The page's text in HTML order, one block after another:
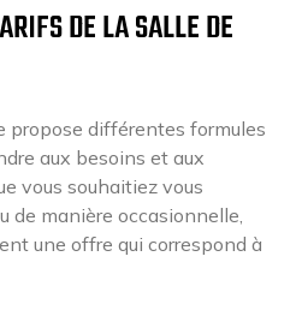
DE LA SALLE DE
propose différentes formules
aux besoins et aux
vous souhaitiez vous
de manière occasionnelle,
une offre qui correspond à